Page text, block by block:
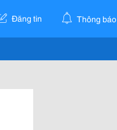
Đăng tin Thông báo